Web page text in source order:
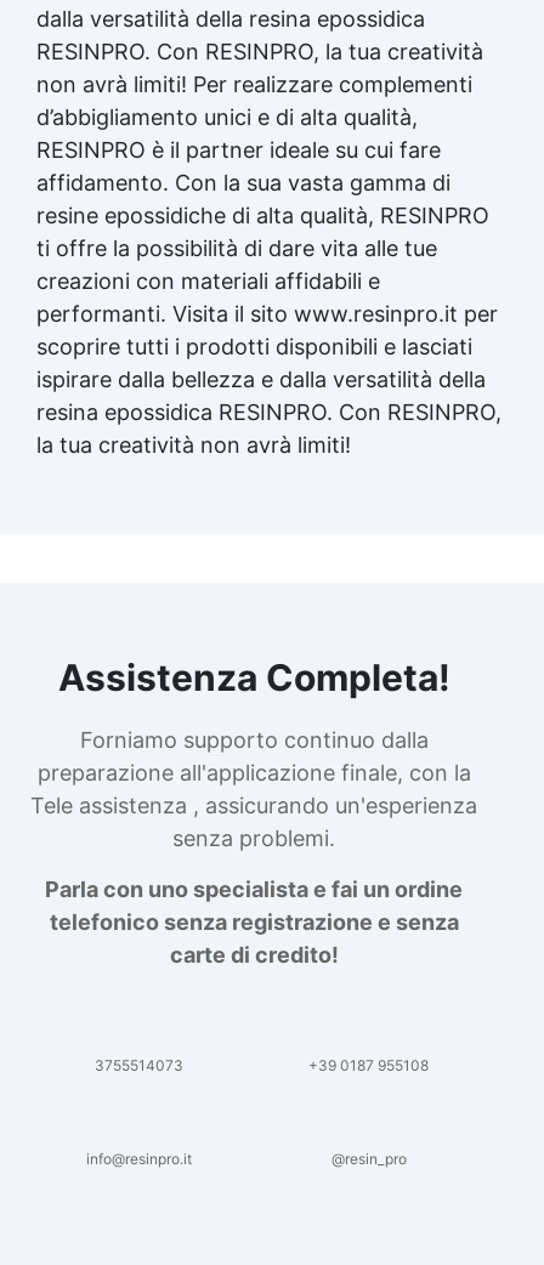
dalla versatilità della resina epossidica
RESINPRO. Con RESINPRO, la tua creatività
non avrà limiti! Per realizzare complementi
d’abbigliamento unici e di alta qualità,
RESINPRO è il partner ideale su cui fare
affidamento. Con la sua vasta gamma di
resine epossidiche di alta qualità, RESINPRO
ti offre la possibilità di dare vita alle tue
creazioni con materiali affidabili e
performanti. Visita il sito www.resinpro.it per
scoprire tutti i prodotti disponibili e lasciati
ispirare dalla bellezza e dalla versatilità della
resina epossidica RESINPRO. Con RESINPRO,
la tua creatività non avrà limiti!
Assistenza Completa!
Forniamo supporto continuo dalla
preparazione all'applicazione finale, con la
Tele assistenza , assicurando un'esperienza
senza problemi.
Parla con uno specialista e fai un ordine
telefonico senza registrazione e senza
carte di credito!
3755514073 +39 0187 955108
info@resinpro.it @resin_pro